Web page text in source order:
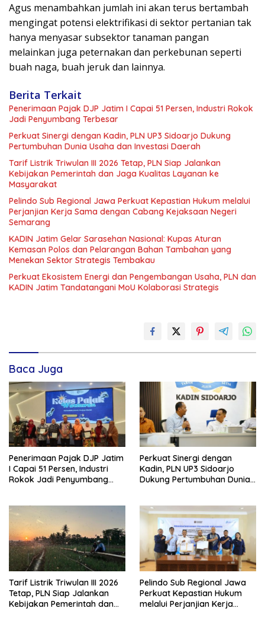
Agus menambahkan jumlah ini akan terus bertambah
mengingat potensi elektrifikasi di sektor pertanian tak
hanya menyasar subsektor tanaman pangan
melainkan juga peternakan dan perkebunan seperti
buah naga, buah jeruk dan lainnya.
Berita Terkait
Penerimaan Pajak DJP Jatim I Capai 51 Persen, Industri Rokok
Jadi Penyumbang Terbesar
Perkuat Sinergi dengan Kadin, PLN UP3 Sidoarjo Dukung
Pertumbuhan Dunia Usaha dan Investasi Daerah
Tarif Listrik Triwulan III 2026 Tetap, PLN Siap Jalankan
Kebijakan Pemerintah dan Jaga Kualitas Layanan ke
Masyarakat
Pelindo Sub Regional Jawa Perkuat Kepastian Hukum melalui
Perjanjian Kerja Sama dengan Cabang Kejaksaan Negeri
Semarang
KADIN Jatim Gelar Sarasehan Nasional: Kupas Aturan
Kemasan Polos dan Pelarangan Bahan Tambahan yang
Menekan Sektor Strategis Tembakau
Perkuat Ekosistem Energi dan Pengembangan Usaha, PLN dan
KADIN Jatim Tandatangani MoU Kolaborasi Strategis
Baca Juga
Penerimaan Pajak DJP Jatim
I Capai 51 Persen, Industri
Rokok Jadi Penyumbang
Perkuat Sinergi dengan
Kadin, PLN UP3 Sidoarjo
Dukung Pertumbuhan Dunia
Tarif Listrik Triwulan III 2026
Tetap, PLN Siap Jalankan
Kebijakan Pemerintah dan
Pelindo Sub Regional Jawa
Perkuat Kepastian Hukum
melalui Perjanjian Kerja